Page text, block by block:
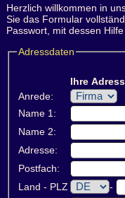
Herzlich willkommen in
Sie das Formular
Passwort, mit dessen
Adressdaten
Ihre
Anrede:
Name 1:
Name 2:
Adresse:
Postfach:
Land - PLZ
-